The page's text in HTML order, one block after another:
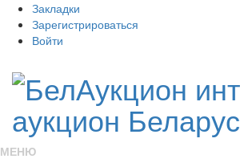
Закладки
Зарегистрироваться
Войти
МЕНЮ